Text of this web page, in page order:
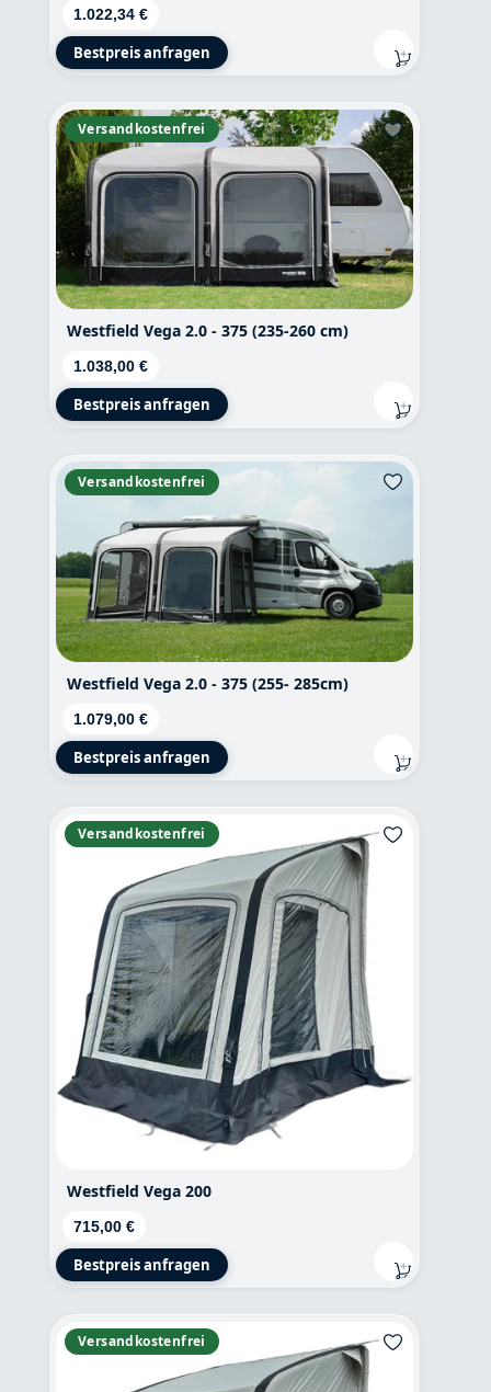
Regulärer Preis:
1.022,34 €
Bestpreis anfragen
Versandkostenfrei
Westfield Vega 2.0 - 375 (235-260 cm)
Regulärer Preis:
1.038,00 €
Bestpreis anfragen
Versandkostenfrei
Westfield Vega 2.0 - 375 (255- 285cm)
Regulärer Preis:
1.079,00 €
Bestpreis anfragen
Versandkostenfrei
Westfield Vega 200
Regulärer Preis:
715,00 €
Bestpreis anfragen
Versandkostenfrei